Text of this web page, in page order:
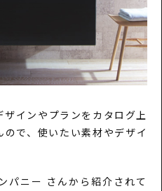
インやプランをカタログ上
で、使いたい素材やデザイ
パニー さんから紹介されて